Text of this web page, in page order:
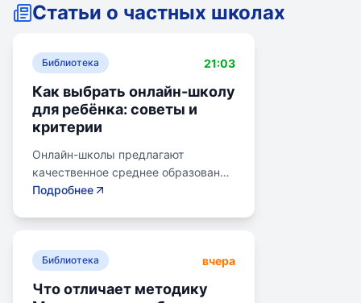
Статьи о частных школах
Библиотека 21:03
Как выбрать онлайн-школу
для ребёнка: советы и
критерии
Онлайн-школы предлагают
качественное среднее образование
без привязки к району. Важно
предпочитаемую нагрузку. Важно
получить аттестат для поступления
Подробнее
Библиотека вчера
Что отличает методику